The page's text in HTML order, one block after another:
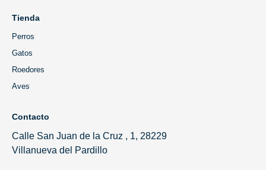
Tienda
Perros
Gatos
Roedores
Aves
Contacto
Calle San Juan de la Cruz , 1, 28229
Villanueva del Pardillo